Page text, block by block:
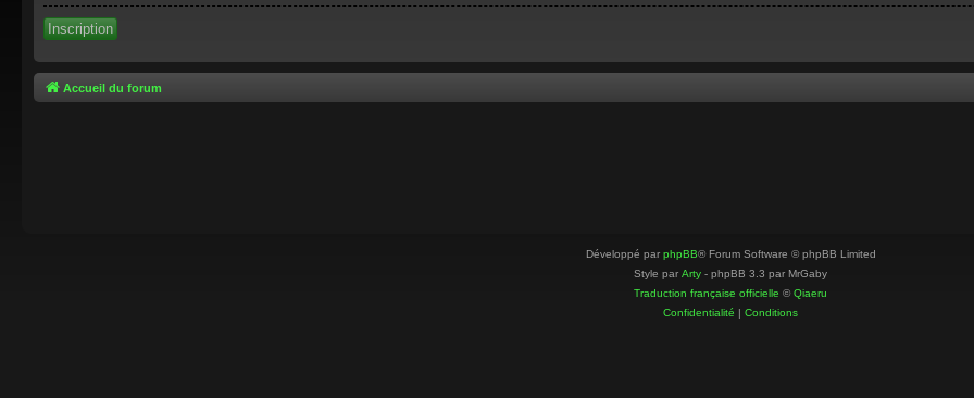
Inscription
Accueil du forum
Développé par phpBB® Forum Software © phpBB Limited
Style par Arty - phpBB 3.3 par MrGaby
Traduction française officielle ©Qiaeru
Confidentialité | Conditions